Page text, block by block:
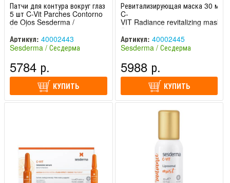
Патчи для контура вокруг глаз
5 шт C-Vit Parches Contorno
de Ojos Sesderma /
Сесдерма
Артикул: 40002443
Sesderma / Сесдерма
5784 р.
КУПИТЬ
Ревитализирующая маска 30 мл
C-
VIT Radiance revitalizing mask
Sesderma / Сесдерма
Артикул: 40002445
Sesderma / Сесдерма
5988 р.
КУПИТЬ